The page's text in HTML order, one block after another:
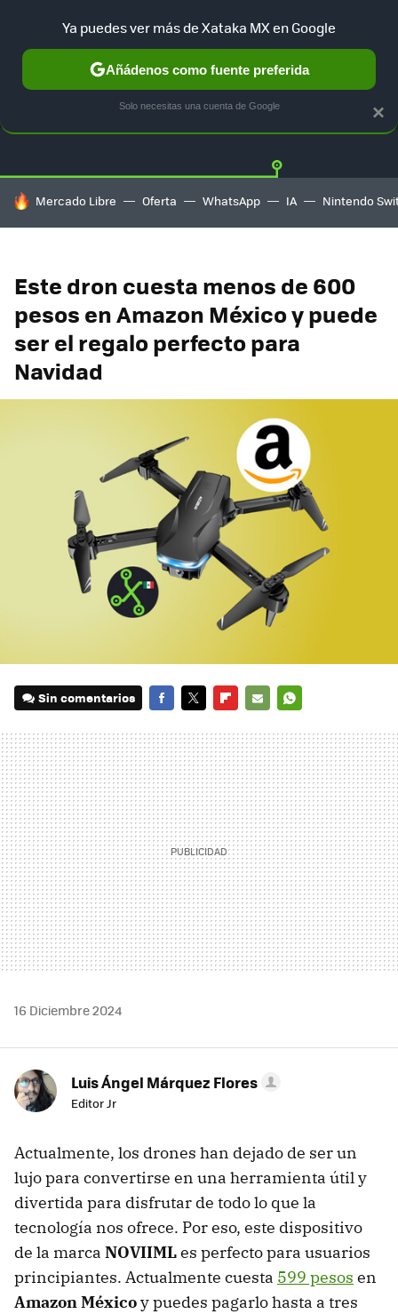
GUÍA DE COMPRAS MERCADO LIBRE
HOY SE HABLA DE
Mercado Libre Oferta WhatsApp IA Nintendo
Este dron cuesta menos de 600
pesos en Amazon México y puede
ser el regalo perfecto para
Navidad
Sin comentarios
MAIL
16 Diciembre 2024
Luis Ángel Márquez Flores
Editor Jr
Actualmente, los drones han dejado de ser un
lujo para convertirse en una herramienta útil y
divertida para disfrutar de todo lo que la
tecnología nos ofrece. Por eso, este dispositivo
de la marca NOVIIMLes perfecto para usuarios
principiantes. Actualmente cuesta 599 pesos en
Amazon Méxicoy puedes pagarlo hasta a tres
×
Ya puedes ver más de Xataka MX en Google
Añádenos como fuente preferida
Solo necesitas una cuenta de Google